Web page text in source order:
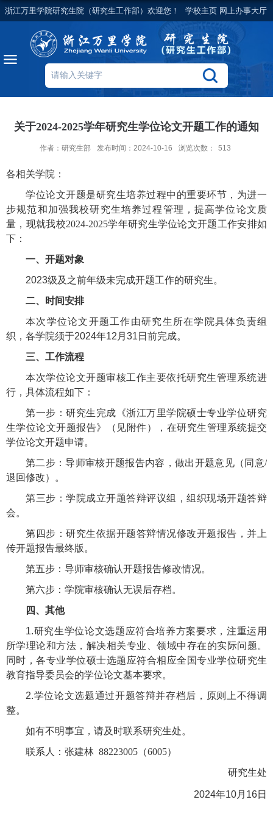
浙江万里学院研究生院（研究生工作部）欢迎您！ 学校主页 网上办事大厅
关于2024-2025学年研究生学位论文开题工作的通知
作者：研究生部 发布时间：2024-10-16 浏览次数： 513
各相关学院：
学位论文开题是研究生培养过程中的重要环节，为进一
步规范和加强我校研究生培养过程管理，提高学位论文质
量，现就我校2024-2025学年研究生学位论文开题工作安排如
下：
一、开题对象
2023级及 之前年级未完成开题工作的研究生。
二、时间安排
本次学位论文开题工作由研究生所在学院具体负责组
织，各学院须于2024年12 月 31 日前完成。
三、工作流程
本次学位论文开题审核工作主要依托研究生管理系统进
行，具体流程如下：
第一步：研究生完成《浙江万里学院硕士专业学位研究
生学位论文开题报告》（见附件），在研究生管理系统提交
学位论文开题申请。
第二步：导师审核开题报告内容，做出开题意见（同意/
退回修改）。
第三步：学院成立开题答辩评议组，组织现场开题答辩
会。
第四步：研究生依据开题答辩情况修改开题报告，并上
传开题报告最终版。
第五步：导师审核确认开题报告修改情况。
第六步：学院审核确认无误后存档。
四、 其他
1.研究生学位论文选题应符合培养方案要求，注重运用
所学理论和方法，解决相关专业、领域中存在的实际问题。
同时，各专业学位硕士选题应符合相应全国专业学位研究生
教育指导委员会的学位论文基本要求。
2.学位论文选题通过开题答辩并存档后，原则上不得调
整。
如有不明事宜，请及时联系研究生处。
联系人：张建林 88223005（6005）
研究生处
2024年10月 16日